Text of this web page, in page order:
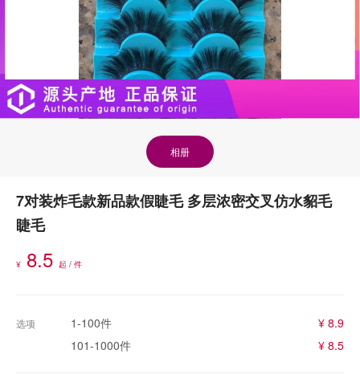
相册
7对装炸毛款新品款假睫毛 多层浓密交叉仿水貂毛
睫毛
¥ 8.5 起 / 件
选项 1-100件
¥ 8.9
101-1000件
¥ 8.5